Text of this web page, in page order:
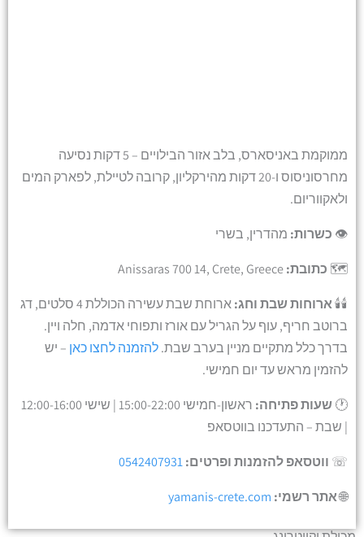
ממוקמת באניסארס, בלב אזור הבילויים – 5 דקות נסיעה
מחרסוניסוס ו-20 דקות מהירקליון, קרובה לטיילת, לפארק המים
ולאקווריום.
👁️ כשרות: מהדרין, בשרי
🗺️ כתובת:Anissaras 700 14, Crete, Greece
🕯️🕯️ארוחות שבת וחג:
ארוחת שבת עשירה הכוללת 4 סלטים, דג
ברוטב חריף, עוף על הגריל עם אורז ותפוחי אדמה, חלה ויין.
בדרך כלל מתקיים מניין בערב שבת.להזמנה לחצו כאן – יש
להזמין מראש עד יום חמישי.
🕐שעות פתיחה:
ראשון-חמישי 15:00-22:00 | שישי 12:00-16:00
| שבת – התעדכנו בווטסאפ
☏ ווטסאפ להזמנות ופרטים:0542407931
🌐אתר רשמי: yamanis-crete.com